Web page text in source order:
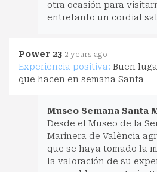
otra ocasión para
entretanto un cordial
Power 23 2 years ago
Experiencia positiva: Buen
que hacen en semana Santa
Museo Semana Santa
Desde el Museo de la
Marinera de València
que se haya tomado la
la valoración de su